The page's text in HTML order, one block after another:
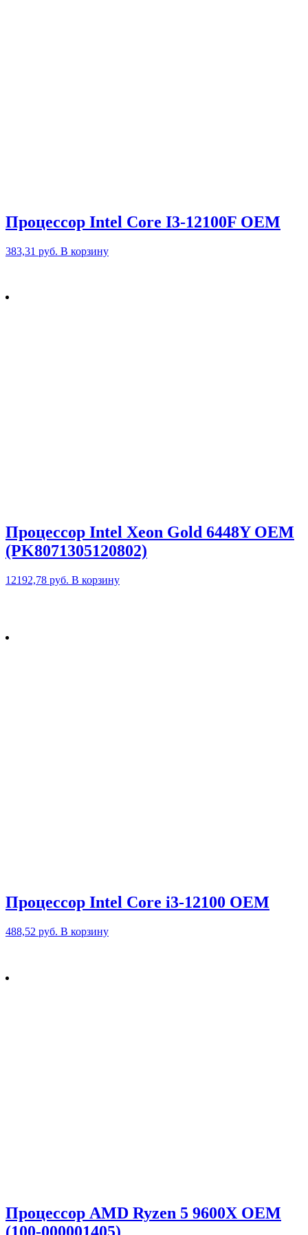
Процессор Intel Core I3-12100F OEM
383,31 руб. В корзину
Процессор Intel Xeon Gold 6448Y OEM
(PK8071305120802)
12192,78 руб. В корзину
Процессор Intel Core i3-12100 OEM
488,52 руб. В корзину
Процессор AMD Ryzen 5 9600X OEM